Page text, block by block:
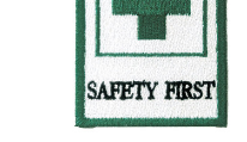
製品刺繍